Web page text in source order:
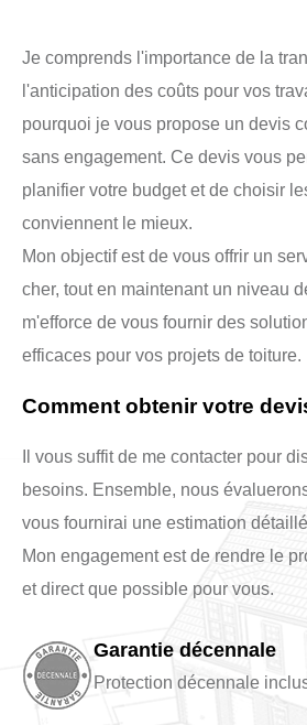
Je comprends l'importance de la
l'anticipation des coûts pour vos
pourquoi je vous propose un devis
sans engagement. Ce devis vous
planifier votre budget et de choisir
conviennent le mieux.
Mon objectif est de vous offrir un
cher, tout en maintenant un niveau
m'efforce de vous fournir des
efficaces pour vos projets de toiture.
Comment obtenir votre
Il vous suffit de me contacter pour
besoins. Ensemble, nous
vous fournirai une estimation
Mon engagement est de rendre le
et direct que possible pour vous.
Garantie décennale
Protection décennale